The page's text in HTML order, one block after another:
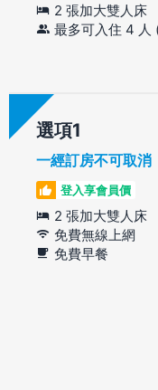
2 張加大雙人床
最多可入住 4 人
選項
一經訂房不可取消
登入享會員價
2 張加大雙人床
免費無線上網
免費早餐